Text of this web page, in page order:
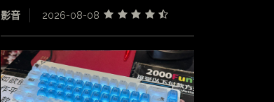
影音 2026-08-08